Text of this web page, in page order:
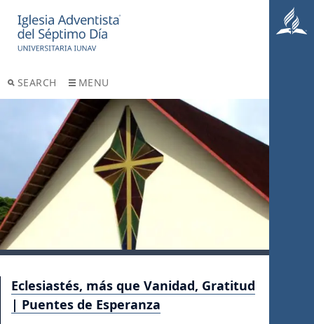
SEARCH MENU
Eclesiastés, más que Vanidad, Gratitud
| Puentes de Esperanza